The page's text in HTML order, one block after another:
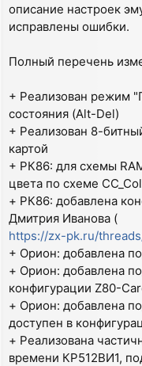
описание настроек
исправлены ошибки.
Полный перечень
+ Реализован режим
состояния (Alt-Del)
+ Реализован 8-
картой
+ РК86: для схемы
цвета по схеме
+ РК86: добавлена
Дмитрия Иванова (
https://zx-pk.ru/
+ Орион: добавлена
+ Орион: добавлена
конфигурации Z80-
+ Орион: добавлена
доступен в
+ Реализована
времени КР512ВИ1,